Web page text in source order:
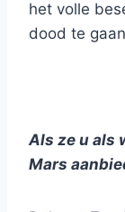
het volle
dood te
Als ze u als
Mars